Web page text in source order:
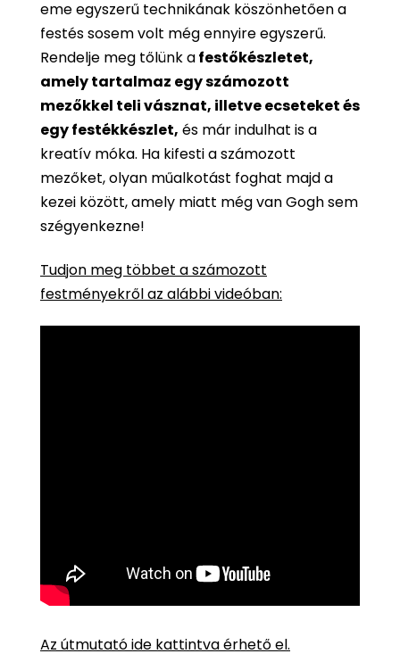
eme egyszerű technikának köszönhetően a
festés sosem volt még ennyire egyszerű.
Rendelje meg tőlünk afestőkészletet,
amely tartalmaz egy számozott
mezőkkel teli vásznat, illetve ecseteket és
egy festékkészlet, és már indulhat is a
kreatív móka. Ha kifesti a számozott
mezőket, olyan műalkotást foghat majd a
kezei között, amely miatt még van Gogh sem
szégyenkezne!
Tudjon meg többet a számozott
festményekről az alábbi videóban:
Az útmutató ide kattintva érhető el.